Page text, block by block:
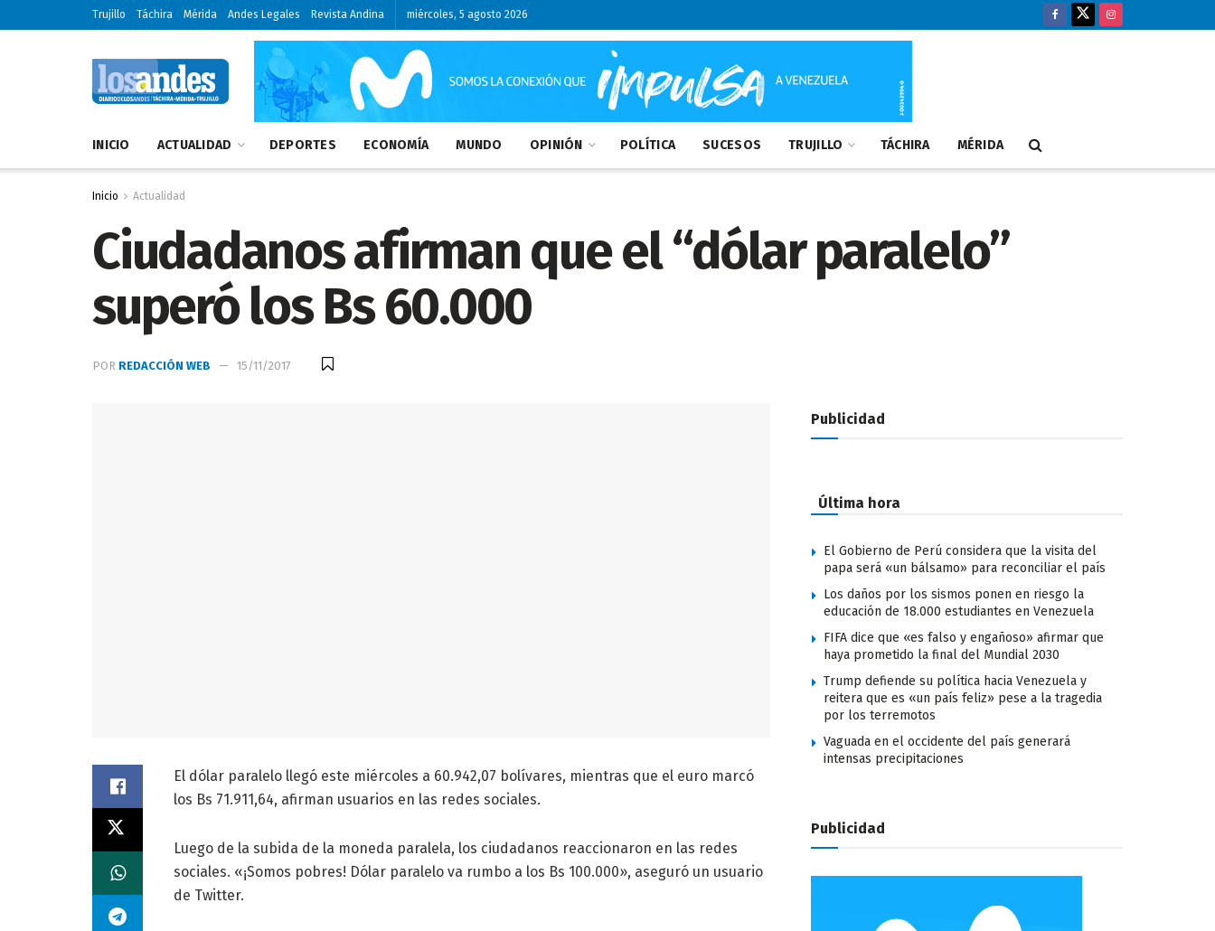
Trujillo Táchira Mérida Andes Legales Revista Andina miércoles, 5 agosto 2026
INICIO ACTUALIDAD DEPORTES ECONOMÍA MUNDO OPINIÓN POLÍTICA SUCESOS TRUJILLO TÁCHIRA MÉRIDA
Inicio Actualidad
Ciudadanos afirman que el “dólar paralelo”
superó los Bs 60.000
POR REDACCIÓN WEB 15/11/2017
El dólar paralelo llegó este miércoles a 60.942,07 bolívares, mientras que el euro marcó
los Bs 71.911,64, afirman usuarios en las redes sociales.
Luego de la subida de la moneda paralela, los ciudadanos reaccionaron en las redes
sociales. «¡Somos pobres! Dólar paralelo va rumbo a los Bs 100.000», aseguró un usuario
de Twitter.
Publicidad
Última hora
El Gobierno de Perú considera que la visita del
papa será «un bálsamo» para reconciliar el país
Los daños por los sismos ponen en riesgo la
educación de 18.000 estudiantes en Venezuela
FIFA dice que «es falso y engañoso» afirmar que
haya prometido la final del Mundial 2030
Trump defiende su política hacia Venezuela y
reitera que es «un país feliz» pese a la tragedia
por los terremotos
Vaguada en el occidente del país generará
intensas precipitaciones
Publicidad